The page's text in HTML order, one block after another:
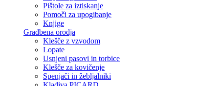
Pištole za iztiskanje
Pomoči za upogibanje
Knjige
Gradbena orodja
Klešče z vzvodom
Lopate
Usnjeni pasovi in torbice
Klešče za kovičenje
Spenjači in žebljalniki